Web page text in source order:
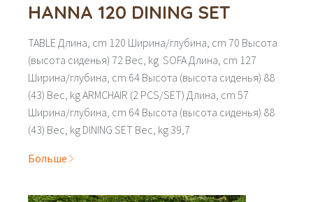
HANNA 120 DINING SET
TABLE Длина, cm 120 Ширина/глубина, cm 70 Высота
(высота сиденья) 72 Вес, kg SOFA Длина, cm 127
Ширина/глубина, cm 64 Высота (высота сиденья) 88
(43) Вес, kg ARMCHAIR (2 PCS/SET) Длина, cm 57
Ширина/глубина, cm 64 Высота (высота сиденья) 88
(43) Вес, kg DINING SET Вес, kg 39,7
Больше